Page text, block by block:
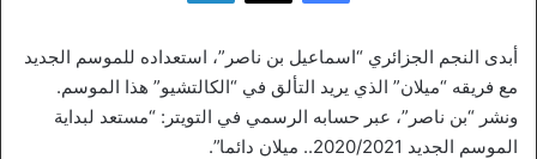
أبدى النجم الجزائري “اسماعيل بن ناصر”، استعداده للموسم الجديد
مع فريقه “ميلان” الذي يريد التألق في “الكالتشيو” هذا الموسم.
ونشر “بن ناصر”، عبر حسابه الرسمي في التويتر: “مستعد لبداية
الموسم الجديد 2020/2021.. ميلان دائما”.